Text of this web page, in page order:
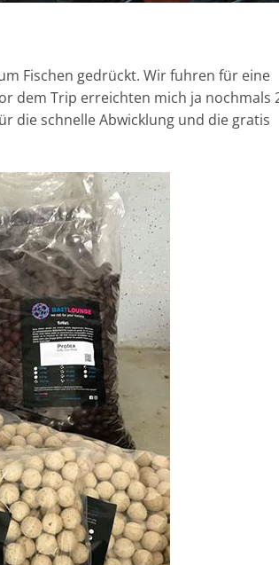
Fischen gedrückt. Wir fuhren für eine
dem Trip erreichten mich ja nochmals
die schnelle Abwicklung und die gratis